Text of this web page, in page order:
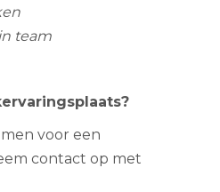
team
voor een
contact op met